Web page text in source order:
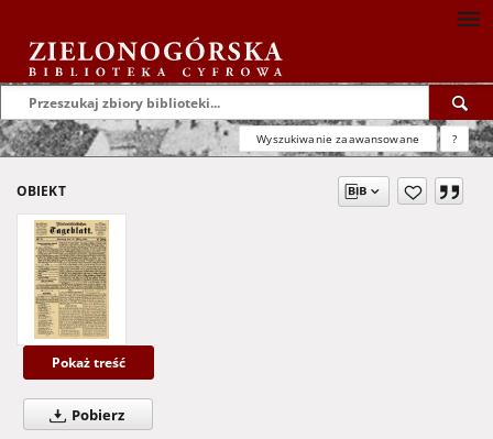
Wyszukiwanie zaawansowane ?
OBIEKT
Pokaż treść
Pobierz